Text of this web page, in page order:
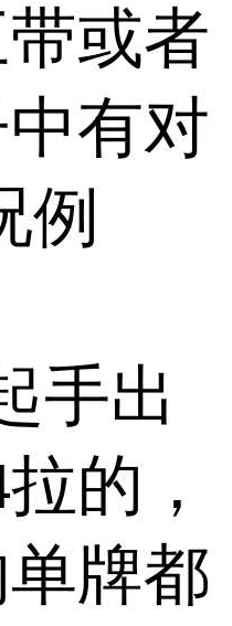
或者
有对
例
手出
的，
牌都